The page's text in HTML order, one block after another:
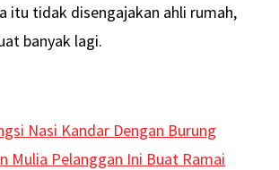
itu tidak disengajakan ahli rumah,
banyak lagi.
Nasi Kandar Dengan Burung
Mulia Pelanggan Ini Buat Ramai